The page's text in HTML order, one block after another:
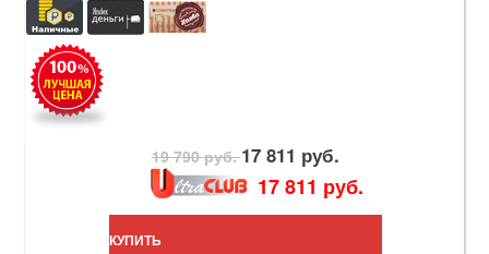
19 790 руб.17 811 руб.
17 811 руб.
КУПИТЬ